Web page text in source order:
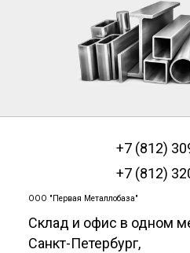
+7 (812)
+7 (812)
ООО "Первая Металлобаза"
Склад и офис в одном
Санкт-Петербург,